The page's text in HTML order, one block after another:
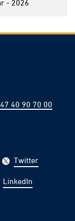
- 2026
40 90 70 00
Twitter
LinkedIn